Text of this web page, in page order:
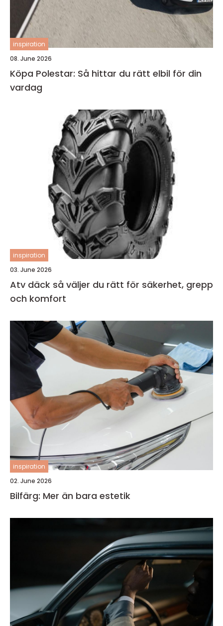
inspiration
08. June 2026
Köpa Polestar: Så hittar du rätt elbil för din
vardag
inspiration
03. June 2026
Atv däck så väljer du rätt för säkerhet, grepp
och komfort
inspiration
02. June 2026
Bilfärg: Mer än bara estetik